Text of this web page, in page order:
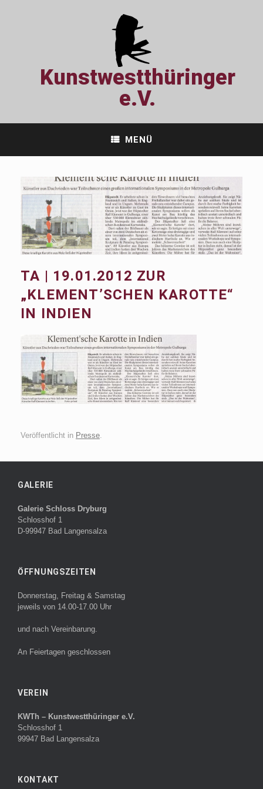
Kunstwestthüringer
e.V.
MENÜ
TA | 19.01.2012 ZUR
„KLEMENT’SCHEN KAROTTE“
IN INDIEN
Veröffentlicht in Presse
GALERIE
Galerie Schloss Dryburg
Schlosshof 1
D-99947 Bad Langensalza
ÖFFNUNGSZEITEN
Donnerstag, Freitag & Samstag
jeweils von 14.00-17.00 Uhr
und nach Vereinbarung.
An Feiertagen geschlossen
VEREIN
KWTh – Kunstwestthüringer e.V.
Schlosshof 1
99947 Bad Langensalza
KONTAKT